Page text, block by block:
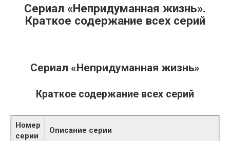
Сериал «Непридуманная жизнь».
Краткое содержание всех серий
Сериал «Непридуманная жизнь»
Краткое содержание всех серий
Номер
серии
Описание серии